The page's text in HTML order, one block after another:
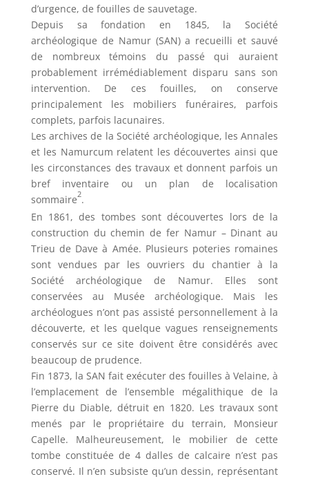
d’urgence, de fouilles de sauvetage.
Depuis sa fondation en 1845, la Société
archéologique de Namur (SAN) a recueilli et sauvé
de nombreux témoins du passé qui auraient
probablement irrémédiablement disparu sans son
intervention. De ces fouilles, on conserve
principalement les mobiliers funéraires, parfois
complets, parfois lacunaires.
Les archives de la Société archéologique, les Annales
et les Namurcum relatent les découvertes ainsi que
les circonstances des travaux et donnent parfois un
bref inventaire ou un plan de localisation
sommaire2.
En 1861, des tombes sont découvertes lors de la
construction du chemin de fer Namur – Dinant au
Trieu de Dave à Amée. Plusieurs poteries romaines
sont vendues par les ouvriers du chantier à la
Société archéologique de Namur. Elles sont
conservées au Musée archéologique. Mais les
archéologues n’ont pas assisté personnellement à la
découverte, et les quelque vagues renseignements
conservés sur ce site doivent être considérés avec
beaucoup de prudence.
Fin 1873, la SAN fait exécuter des fouilles à Velaine, à
l’emplacement de l’ensemble mégalithique de la
Pierre du Diable, détruit en 1820. Les travaux sont
menés par le propriétaire du terrain, Monsieur
Capelle. Malheureusement, le mobilier de cette
tombe constituée de 4 dalles de calcaire n’est pas
conservé. Il n’en subsiste qu’un dessin, représentant